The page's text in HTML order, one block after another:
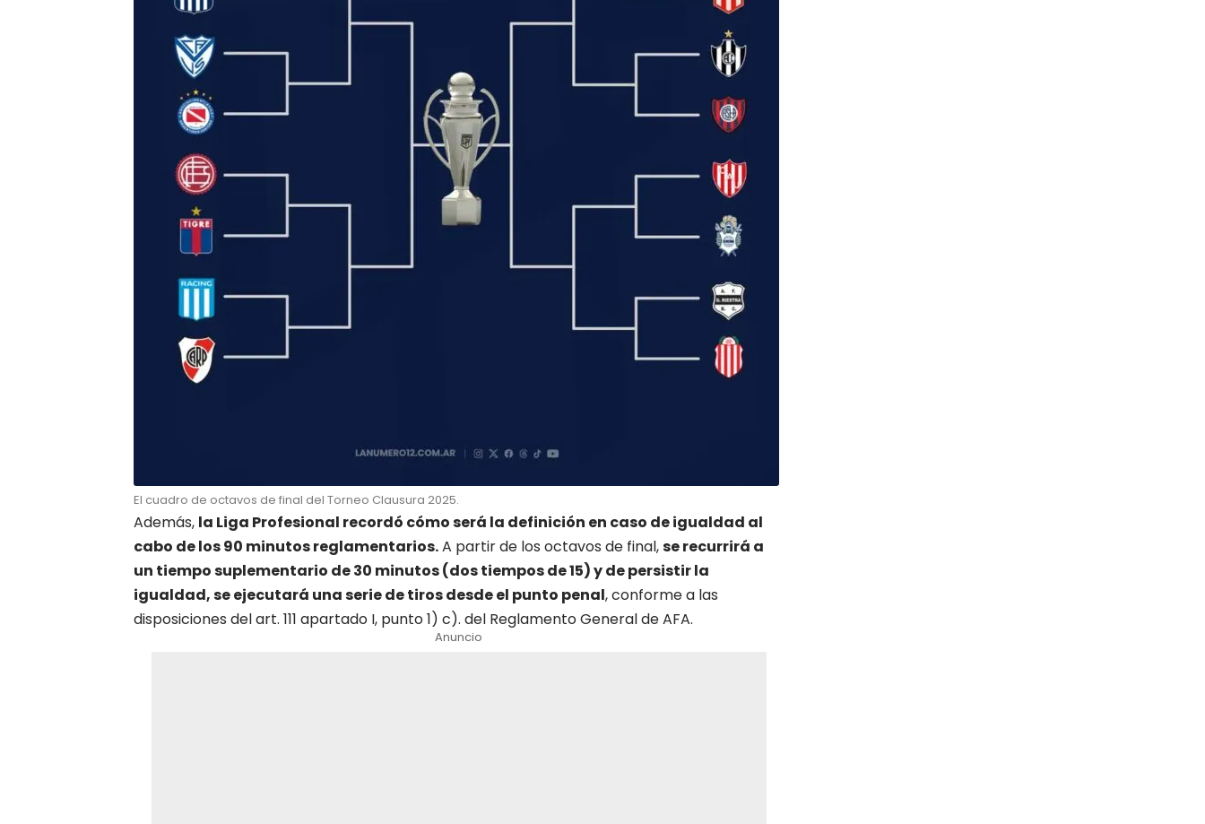
El cuadro de octavos de final del Torneo Clausura 2025.
Además, la Liga Profesional recordó cómo será la definición en caso de igualdad al
cabo de los 90 minutos reglamentarios.A partir de los octavos de final,se recurrirá a
un tiempo suplementario de 30 minutos (dos tiempos de 15) y de persistir la
igualdad, se ejecutará una serie de tiros desde el punto penal, conforme a las
disposiciones del art. 111 apartado I, punto 1) c). del Reglamento General de AFA.
Anuncio